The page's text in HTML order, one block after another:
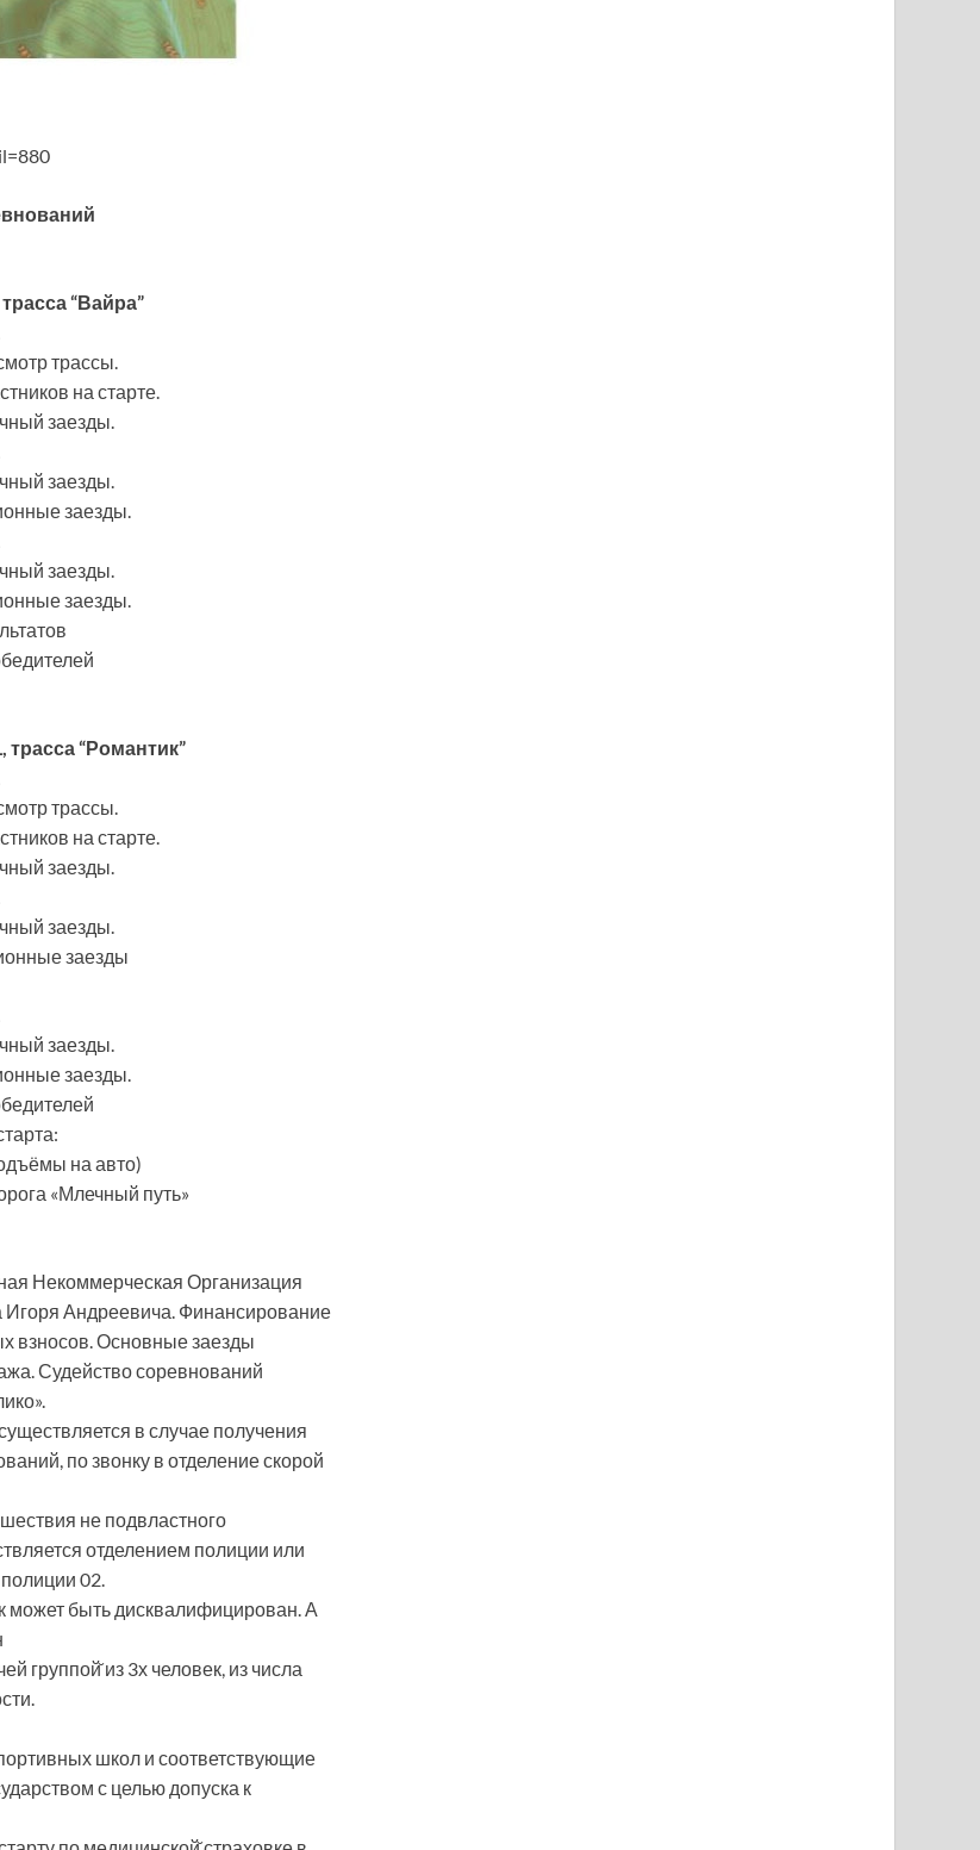
“Вайра”
трассы.
на старте.
заезды.
заезды.
заезды.
заезды.
заезды.
“Романтик”
трассы.
на старте.
заезды.
заезды.
заезды
заезды.
заезды.
на авто)
«Млечный путь»
Некоммерческая Организация
Андреевича. Финансирование
взносов. Основные заезды
Судейство соревнований
в случае получения
по звонку в отделение скорой
не подвластного
отделением полиции или
02.
может быть дисквалифицирован. А
группой̆ из 3х человек, из числа
школ и соответствующие
с целью допуска к